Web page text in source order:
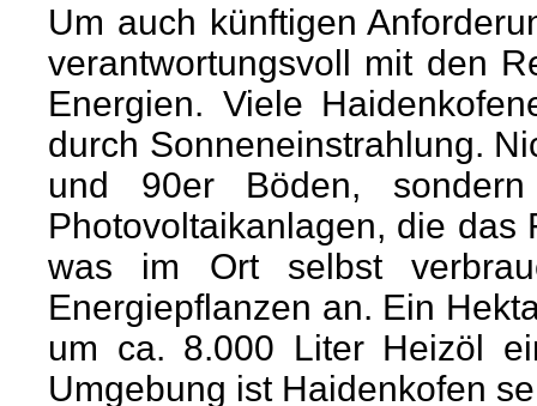
Um auch künftigen
verantwortungsvoll mit den
Energien. Viele
durch Sonneneinstrahlung.
und 90er Böden,
Photovoltaikanlagen, die das
was im Ort selbst
Energiepflanzen an. Ein
um ca. 8.000 Liter Heizöl
Umgebung ist Haidenkofen